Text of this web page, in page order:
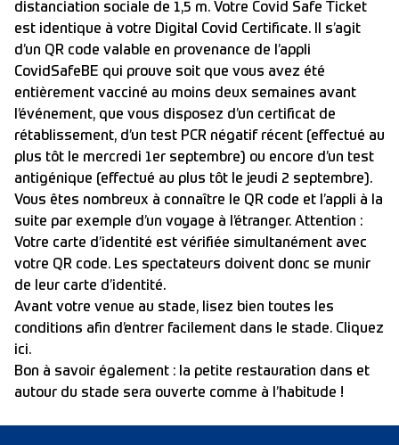
distanciation sociale de 1,5 m. Votre Covid Safe Ticket
est identique à votre Digital Covid Certificate. Il s’agit
d’un QR code valable en provenance de l’appli
CovidSafeBE qui prouve soit que vous avez été
entièrement vacciné au moins deux semaines avant
l’événement, que vous disposez d’un certificat de
rétablissement, d’un test PCR négatif récent (effectué au
plus tôt le mercredi 1er septembre) ou encore d’un test
antigénique (effectué au plus tôt le jeudi 2 septembre).
Vous êtes nombreux à connaître le QR code et l’appli à la
suite par exemple d’un voyage à l’étranger. Attention :
Votre carte d’identité est vérifiée simultanément avec
votre QR code. Les spectateurs doivent donc se munir
de leur carte d’identité.
Avant votre venue au stade, lisez bien toutes les
conditions afin d’entrer facilement dans le stade. Cliquez
ici.
Bon à savoir également : la petite restauration dans et
autour du stade sera ouverte comme à l’habitude !